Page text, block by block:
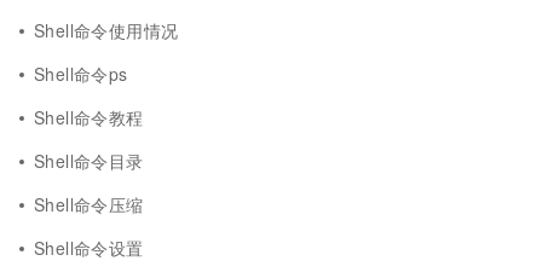
Shell命令使用情况
Shell命令ps
Shell命令教程
Shell命令目录
Shell命令压缩
Shell命令设置